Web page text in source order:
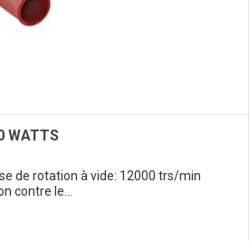
WATTS
de rotation à vide: 12000 trs/min
contre le...